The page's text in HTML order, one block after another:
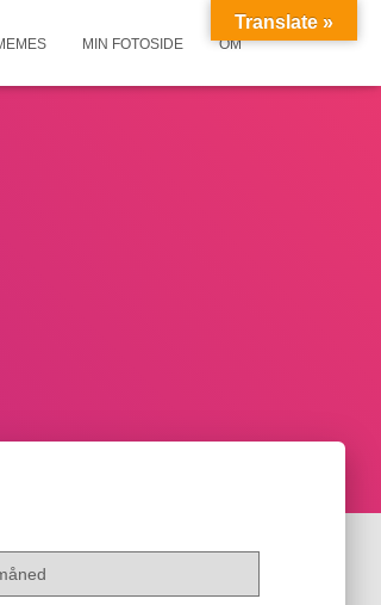
MIN FOTOSIDE OM
Translate »